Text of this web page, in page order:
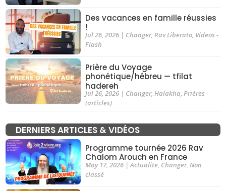
Des vacances en famille réussies
!
Jul 26, 2026| Changer, Rav Liberato, Videos -
Flash
Prière du Voyage
phonétique/hébreu — tfilat
hadereh
Jul 26, 2026| Changer, Halakha, Prières
(articles)
DERNIERS ARTICLES & VIDÉOS
Programme tournée 2026 Rav
Chalom Arouch en France
May 17, 2026|Actualite, Changer, Non
classé